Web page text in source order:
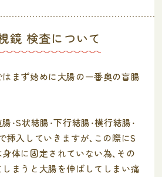
鏡 検査について
まず始めに大腸の一番奥の盲腸
・S状結腸・下行結腸・横行結腸・
挿入していきますが、この際にS
体に固定されていない為、その
まうと大腸を伸ばしてしまい痛